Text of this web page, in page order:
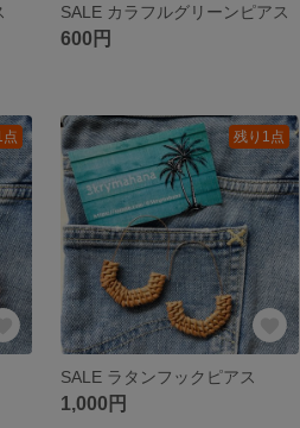
SALE カラフルグリーンピアス
600円
点 残り1点
SALE ラタンフックピアス
1,000円